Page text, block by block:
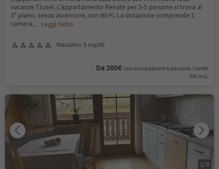
vacanze Tlusel. L'appartamento Renate per 3-5 persone si trova al
3° piano, senza ascensore, con Wi-Fi. La dotazione comprende 1
camera... Leggi tutto
Massimo 5 ospiti
Da 200€ con occupazione 4 persone / notte
IVA incl.
1/9